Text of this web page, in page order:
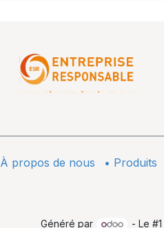
À propos de nous • ​Produits
Généré par
- Le #1